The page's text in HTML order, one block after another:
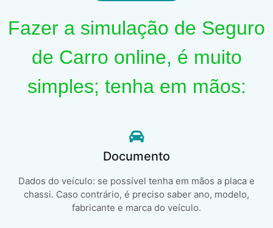
Fazer a simulação de Seguro
de Carro online, é muito
simples; tenha em mãos:
Documento
Dados do veículo: se possível tenha em mãos a placa e
chassi. Caso contrário, é preciso saber ano, modelo,
fabricante e marca do veículo.